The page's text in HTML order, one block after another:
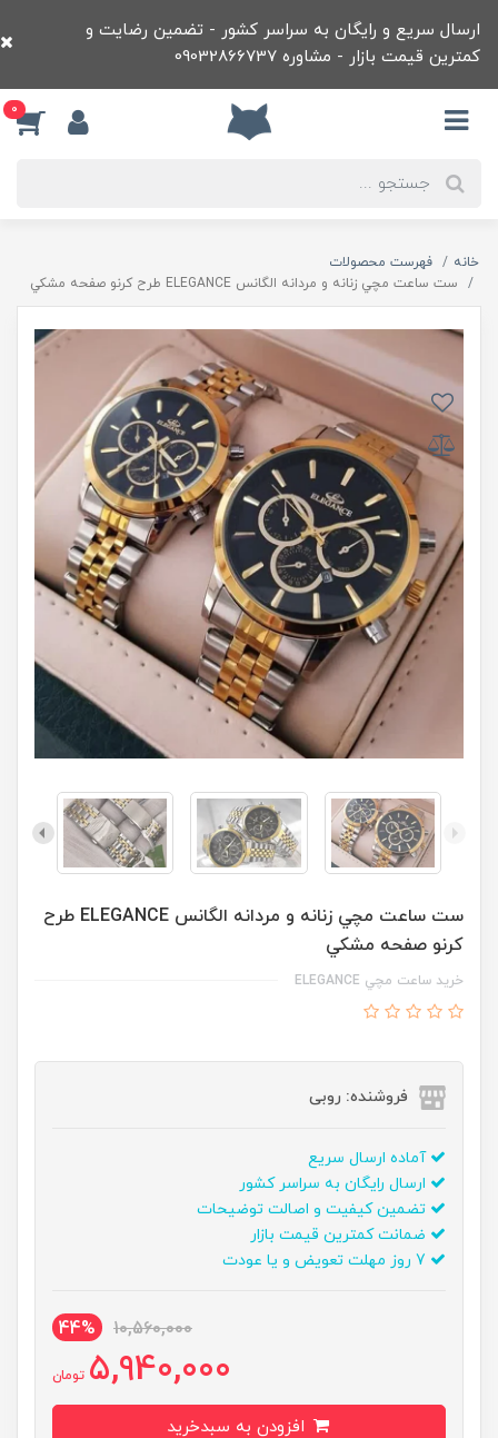
ارسال سریع و رایگان به سراسر کشور - تضمین رضایت و
کمترین قیمت بازار - مشاوره 09032866737
0
خانه
فهرست محصولات
ست ساعت مچي زنانه و مردانه الگانس ELEGANCE طرح کرنو صفحه مشکي
ست ساعت مچي زنانه و مردانه الگانس ELEGANCE طرح
کرنو صفحه مشکي
خريد ساعت مچي ELEGANCE
فروشنده: روبی
آماده ارسال سریع
ارسال رایگان به سراسر کشور
تضمین کیفیت و اصالت توضیحات
ضمانت کمترین قیمت بازار
10,560,000
44%
5,940,000 تومان